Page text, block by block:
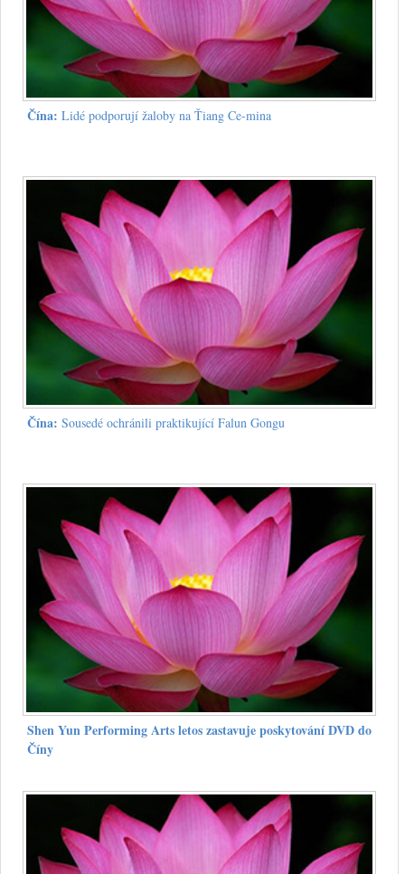
Čína: Lidé podporují žaloby na Ťiang Ce-mina
Čína: Sousedé ochránili praktikující Falun Gongu
Shen Yun Performing Arts letos zastavuje poskytování DVD do
Číny